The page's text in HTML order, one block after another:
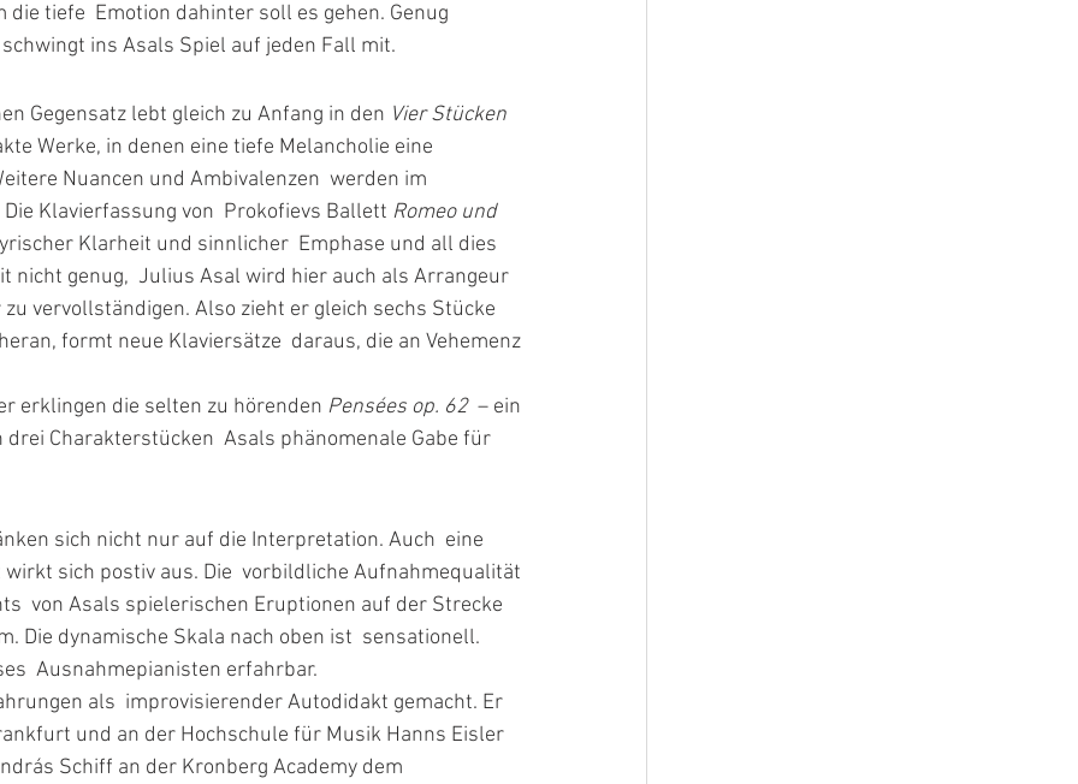
tiefe  Emotion dahinter soll es gehen. Genug
ins Asals Spiel auf jeden Fall mit.
Gegensatz lebt gleich zu Anfang in den Vier Stücken
Werke, in denen eine tiefe Melancholie eine
Nuancen und Ambivalenzen  werden im
Klavierfassung von  Prokofievs Ballett Romeo und
Klarheit und sinnlicher  Emphase und all dies
nicht genug,  Julius Asal wird hier auch als Arrangeur
vervollständigen. Also zieht er gleich sechs Stücke
formt neue Klaviersätze  daraus, die an Vehemenz
erklingen die selten zu hörenden Pensées op. 62
  – ein
Charakterstücken  Asals phänomenale Gabe für
sich nicht nur auf die Interpretation. Auch  eine
sich postiv aus. Die  vorbildliche Aufnahmequalität
von Asals spielerischen Eruptionen auf der Strecke
Die dynamische Skala nach oben ist  sensationell.
Ausnahmepianisten erfahrbar.
als  improvisierender Autodidakt gemacht. Er
und an der Hochschule für Musik Hanns Eisler
Schiff an der Kronberg Academy dem